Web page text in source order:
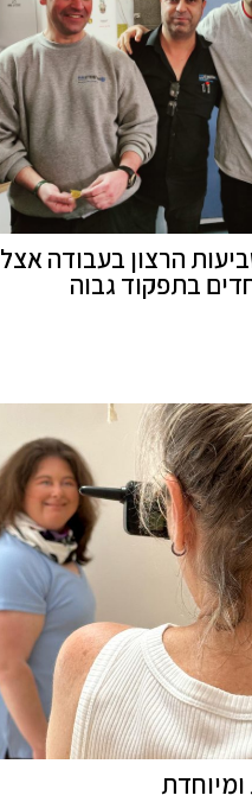
הרצון בעבודה אצל
בתפקוד גבוה